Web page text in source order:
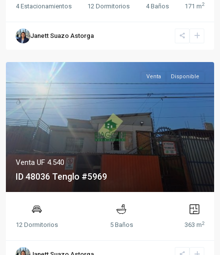
4 Estacionamientos 12 Dormitorios 4 Baños 171 m2
Janett Suazo Astorga
Venta Disponible
Venta UF 4.540
ID 48036 Tenglo #5969
12 Dormitorios 5 Baños 363 m2